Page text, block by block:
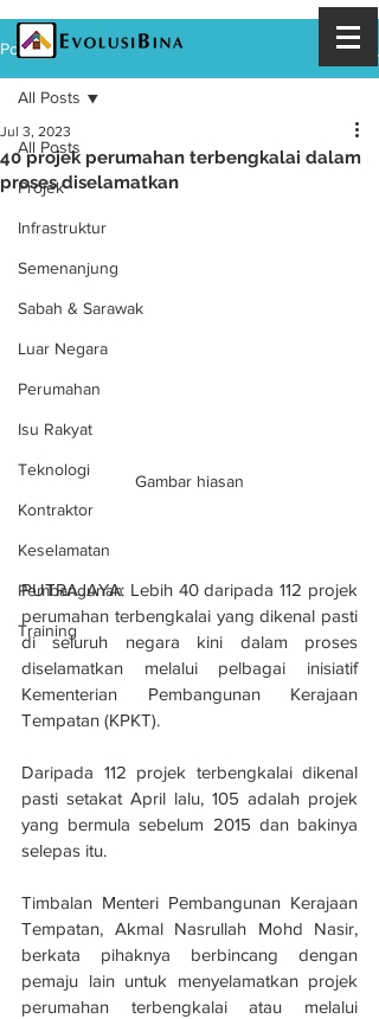
Post
All Posts
Projek
Infrastruktur
Semenanjung
Sabah & Sarawak
Luar Negara
Perumahan
Isu Rakyat
Teknologi
Kontraktor
Keselamatan
Pembangunan
Training
All Posts
40 projek perumahan terbengkalai dalam
proses diselamatkan
Jul 3, 2023
Gambar hiasan
PUTRAJAYA: Lebih 40 daripada 112 projek
perumahan terbengkalai yang dikenal pasti
di seluruh negara kini dalam proses
diselamatkan melalui pelbagai inisiatif
Kementerian Pembangunan Kerajaan
Tempatan (KPKT).
Daripada 112 projek terbengkalai dikenal
pasti setakat April lalu, 105 adalah projek
yang bermula sebelum 2015 dan bakinya
selepas itu.
Timbalan Menteri Pembangunan Kerajaan
Tempatan, Akmal Nasrullah Mohd Nasir,
berkata pihaknya berbincang dengan
pemaju lain untuk menyelamatkan projek
perumahan terbengkalai atau melalui